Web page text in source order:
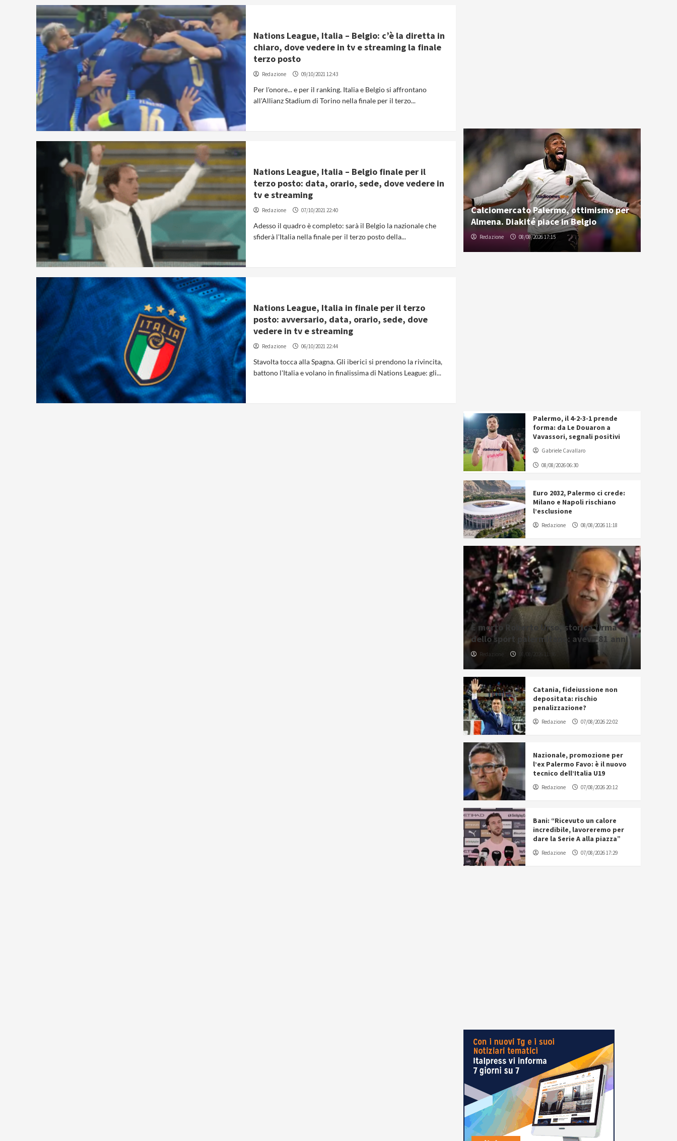
Nations League, Italia – Belgio: c’è la diretta in
chiaro, dove vedere in tv e streaming la finale
terzo posto
Redazione 09/10/2021 12:43
Per l'onore... e per il ranking. Italia e Belgio si affrontano
all'Allianz Stadium di Torino nella finale per il terzo...
Nations League, Italia – Belgio finale per il
terzo posto: data, orario, sede, dove vedere in
tv e streaming
Redazione 07/10/2021 22:40
Adesso il quadro è completo: sarà il Belgio la nazionale che
sfiderà l'Italia nella finale per il terzo posto della...
Nations League, Italia in finale per il terzo
posto: avversario, data, orario, sede, dove
vedere in tv e streaming
Redazione 06/10/2021 22:44
Stavolta tocca alla Spagna. Gli iberici si prendono la rivincita,
battono l'Italia e volano in finalissima di Nations League: gli...
Calciomercato Palermo, ottimismo per
Almena. Diakité piace in Belgio
Redazione 08/08/2026 17:15
Palermo, il 4-2-3-1 prende
forma: da Le Douaron a
Vavassori, segnali positivi
Gabriele Cavallaro
08/08/2026 06:30
Euro 2032, Palermo ci crede:
Milano e Napoli rischiano
l’esclusione
Redazione 08/08/2026 11:18
È morto Roberto Urso, storica firma
dello sport palermitano: aveva 81 anni
Redazione 08/08/2026 11:36
Catania, fideiussione non
depositata: rischio
penalizzazione?
Redazione 07/08/2026 22:02
Nazionale, promozione per
l’ex Palermo Favo: è il nuovo
tecnico dell’Italia U19
Redazione 07/08/2026 20:12
Bani: “Ricevuto un calore
incredibile, lavoreremo per
dare la Serie A alla piazza”
Redazione 07/08/2026 17:29